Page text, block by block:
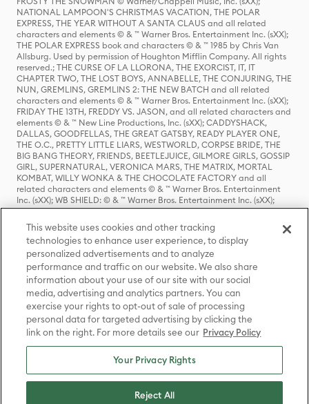
NATIONAL LAMPOON'S CHRISTMAS VACATION, THE POLAR
EXPRESS, THE YEAR WITHOUT A SANTA CLAUS and all related
characters and elements © & ™ Warner Bros. Entertainment Inc. (sXX);
THE POLAR EXPRESS book and characters © & ™ 1985 by Chris Van
Allsburg. Used by permission of Houghton Mifflin Company. All rights
reserved.; THE CURSE OF LA LLORONA, THE EXORCIST, IT, IT
CHAPTER TWO, THE LOST BOYS, ANNABELLE, THE CONJURING, THE
NUN, GREMLINS, GREMLINS 2: THE NEW BATCH and all related
characters and elements © & ™ Warner Bros. Entertainment Inc. (sXX);
FRIDAY THE 13TH, FREDDY VS. JASON, and all related characters and
elements © & ™ New Line Productions, Inc. (sXX); CADDYSHACK,
DALLAS, GOODFELLAS, THE GREAT GATSBY, READY PLAYER ONE,
THE O.C., PRETTY LITTLE LIARS, WESTWORLD, CORPSE BRIDE, THE
BIG BANG THEORY, FRIENDS, BEETLEJUICE, GILMORE GIRLS, GOSSIP
GIRL, SUPERNATURAL, VERONICA MARS, THE MATRIX, MORTAL
KOMBAT, WILLY WONKA & THE CHOCOLATE FACTORY and all
related characters and elements © & ™ Warner Bros. Entertainment
Inc. (sXX); WB SHIELD: © & ™ Warner Bros. Entertainment Inc. (sXX);
HOUSE OF THE DRAGON, GAME OF THRONES, and all related
characters and elements © & ™ Home Box Office, Inc. (sXX); CHILLING
ADVENTURES OF SABRINA, RIVERDALE © & ™ Warner Bros.
Entertainment Inc. Archie Comics and all related characters and
elements © & ™ Archie Comic Publications, Inc. Used with permission.
(sXX); SEINFELD and all related characters and elements © & ™ Castle
Rock Entertainment. (sXX); TED LASSO © & ™ Warner Bros.
Entertainment Inc. & Universal Television LLC (sXX); THE HOBBIT: AN
UNEXPECTED JOURNEY, THE HOBBIT: THE DESOLATION OF SMAUG,
THE HOBBIT: THE BATTLE OF THE FIVE ARMIES, THE LORD OF THE
RINGS: THE FELLOWSHIP OF THE RING, THE LORD OF THE RINGS: THE
TWO TOWERS, THE LORD OF THE RINGS: THE RETURN OF THE KING
and the names of the characters, items, events and places therein are
TM of The Saul Zaentz Company d/b/a Middle-earth Enterprises
under license to New Line Productions, Inc. (sXX), © Warner Bros.
Entertainment Inc. All rights reserved; WHERE THE WILD THINGS ARE
Entertainment Inc. (sXX); WIZARDING WORLD and all related
This website uses cookies and other tracking
technologies to enhance user experience, to display
personalized advertisements and to analyze
performance and traffic on our website. We also share
information about your use of our site with our social
media, advertising and analytics partners. You can
exercise your rights to opt-out of sale of processing
personal data for targeted advertising by clicking the
link on the right. For more details see our Privacy Policy
Your Privacy Rights
Reject All